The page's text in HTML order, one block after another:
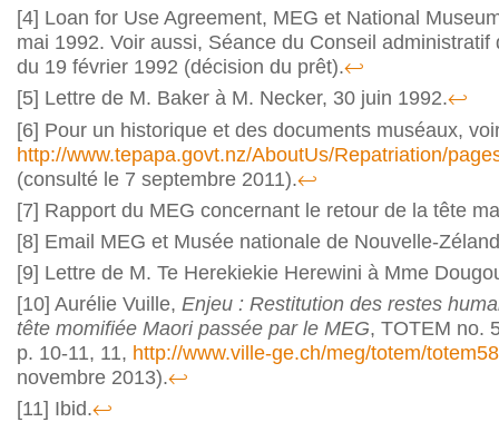
[4] Loan for Use Agreement, MEG et National
mai 1992. Voir aussi, Séance du Conseil administratif
du 19 février 1992 (décision du prêt).↩
[5] Lettre de M. Baker à M. Necker, 30 juin 1992.↩
[6] Pour un historique et des documents muséaux,
http://www.tepapa.govt.nz/AboutUs/Repatriation/
(consulté le 7 septembre 2011).↩
[7] Rapport du MEG concernant le retour de la tête
[8] Email MEG et Musée nationale de Nouvelle-
[9] Lettre de M. Te Herekiekie Herewini à Mme
[10] Aurélie Vuille, Enjeu : Restitution des restes
tête momifiée Maori passée par le MEG, TOTEM no.
p. 10-11, 11, http://www.ville-ge.ch/meg/totem/
novembre 2013).↩
[11] Ibid.↩